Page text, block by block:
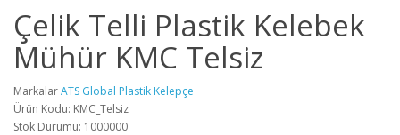
Çelik Telli Plastik Kelebek
Mühür KMC Telsiz
MarkalarATS Global Plastik Kelepçe
Ürün Kodu: KMC_Telsiz
Stok Durumu: 1000000